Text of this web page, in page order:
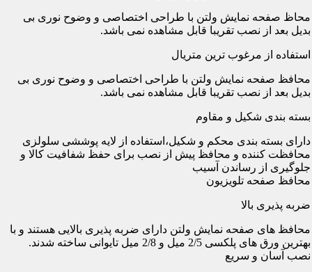
محاظ صفحه نمایش ولتن با طراحی اختصاصی و وضوح نوری بی
بدیل بعد از نصب تقریبا قابل مشاهده نمی باشد.
استفاده از مرغوب ترین متریال
محافظ صفحه نمایش ولتن با طراحی اختصاصی و وضوح نوری بی
بدیل بعد از نصب تقریبا قابل مشاهده نمی باشد.
بسته بندی شکیل و مقاوم
دارای بسته بندی محکم و شکیل،استفاده از لایه پوششی سلولزی
محافظت کننده و محافظ پیش از نصب برای حفظ شفافیت کالا و
جلوگیری از رساندن آسیب
محافظ صفحه تلویزیون
ضربه پذیری بالا
محافظ های صفحه نمایش ولتن دارای ضربه پذیری بالایی هستند و با
بهترین ورق های پلکسی 2/5 میل و 2/8 میل تایوانی ساخته شدند.
نصب آسان و سریع